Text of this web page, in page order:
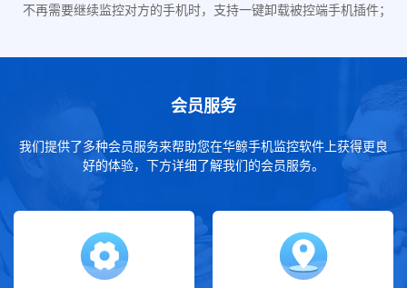
不再需要继续监控对方的手机时，支持一键卸载被控端手机插件；
会员服务
我们提供了多种会员服务来帮助您在华鲸手机监控软件上获得更良
好的体验，下方详细了解我们的会员服务。